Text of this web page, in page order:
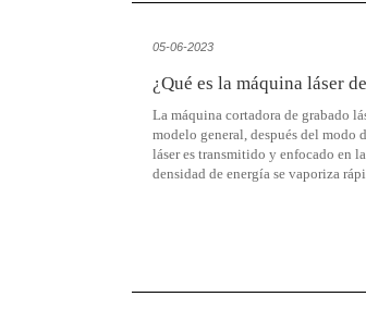
05-06-2023
¿Qué es la máquina láser
La máquina cortadora de grabado
modelo general, después del modo
láser es transmitido y enfocado en
densidad de energía se vaporiza